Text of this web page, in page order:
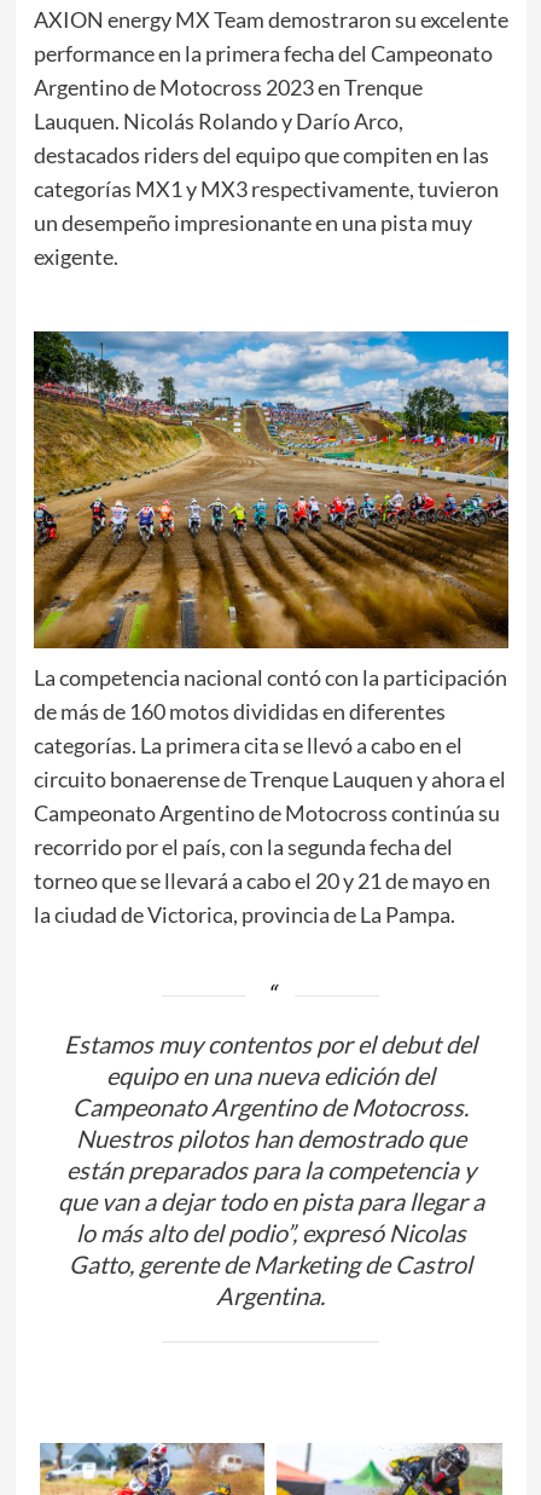
AXION energy MX Team demostraron su excelente
performance en la primera fecha del Campeonato
Argentino de Motocross 2023 en Trenque
Lauquen. Nicolás Rolando y Darío Arco,
destacados riders del equipo que compiten en las
categorías MX1 y MX3 respectivamente, tuvieron
un desempeño impresionante en una pista muy
exigente.
La competencia nacional contó con la participación
de más de 160 motos divididas en diferentes
categorías. La primera cita se llevó a cabo en el
circuito bonaerense de Trenque Lauquen y ahora el
Campeonato Argentino de Motocross continúa su
recorrido por el país, con la segunda fecha del
torneo que se llevará a cabo el 20 y 21 de mayo en
la ciudad de Victorica, provincia de La Pampa.
Estamos muy contentos por el debut del
equipo en una nueva edición del
Campeonato Argentino de Motocross.
Nuestros pilotos han demostrado que
están preparados para la competencia y
que van a dejar todo en pista para llegar a
lo más alto del podio”, expresó Nicolas
Gatto, gerente de Marketing de Castrol
Argentina.